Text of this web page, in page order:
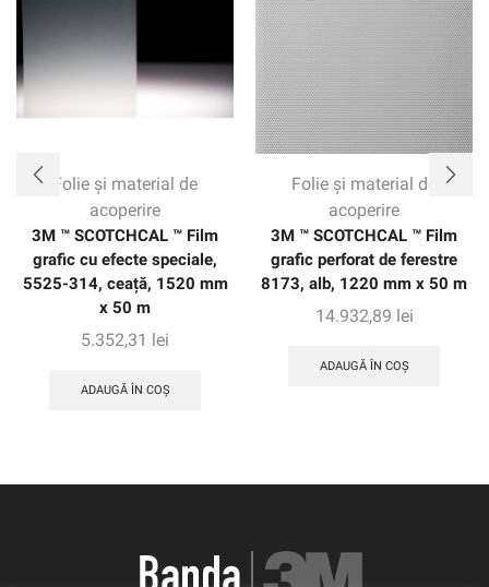
Folie și material de
acoperire
3M ™ SCOTCHCAL ™ Film
grafic cu efecte speciale,
5525-314, ceață, 1520 mm
x 50 m
5.352,31 lei
ADAUGĂ ÎN COȘ
Folie și material de
acoperire
3M ™ SCOTCHCAL ™ Film
grafic perforat de ferestre
8173, alb, 1220 mm x 50 m
14.932,89 lei
ADAUGĂ ÎN COȘ